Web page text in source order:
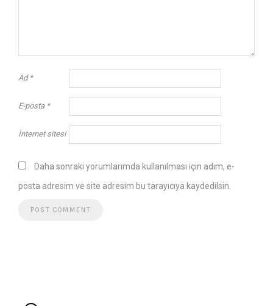
Ad *
E-posta *
İnternet sitesi
Daha sonraki yorumlarımda kullanılması için adım, e-
posta adresim ve site adresim bu tarayıcıya kaydedilsin.